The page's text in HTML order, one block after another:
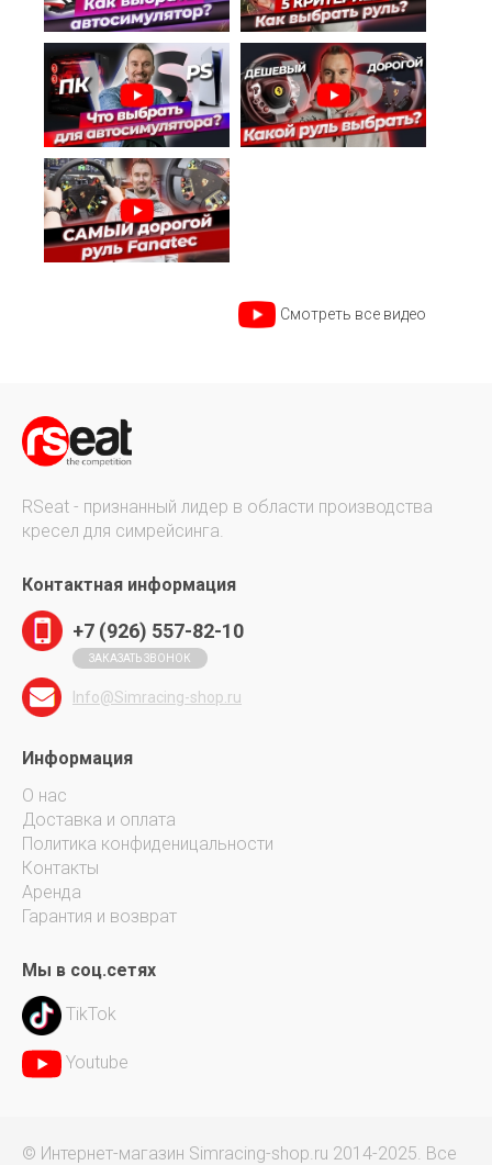
Смотреть все видео
RSeat - признанный лидер в области производства
кресел для симрейсинга.
Контактная информация
+7 (926) 557-82-10
ЗАКАЗАТЬ ЗВОНОК
Info@Simracing-shop.ru
Информация
О нас
Доставка и оплата
Политика конфиденицальности
Контакты
Аренда
Гарантия и возврат
Мы в соц.сетях
TikTok
Youtube
© Интернет-магазин Simracing-shop.ru 2014-2025. Все